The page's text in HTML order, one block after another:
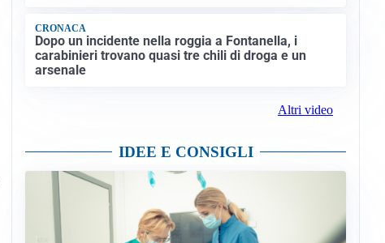
CRONACA
Dopo un incidente nella roggia a Fontanella, i
carabinieri trovano quasi tre chili di droga e un
arsenale
Altri video
IDEE E CONSIGLI